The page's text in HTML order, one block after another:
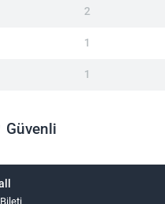
2
1
1
Güvenli